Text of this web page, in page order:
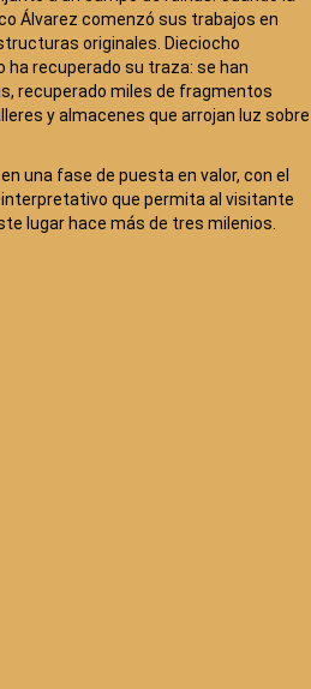
Álvarez comenzó sus trabajos en
originales. Dieciocho
recuperado su traza: se han
recuperado miles de fragmentos
y almacenes que arrojan luz sobre
una fase de puesta en valor, con el
que permita al visitante
lugar hace más de tres milenios.